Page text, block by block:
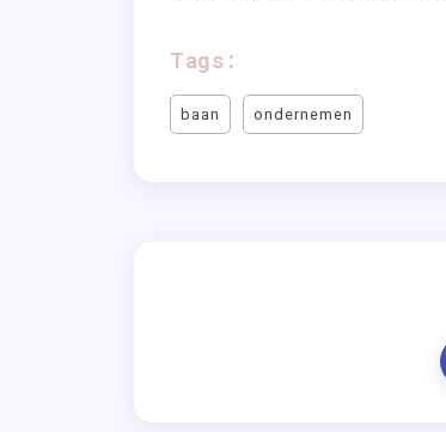
Tags:
baan ondernemen